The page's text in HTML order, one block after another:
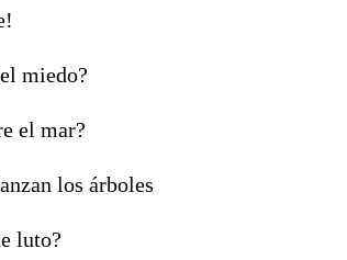
miedo?
el mar?
los árboles
luto?